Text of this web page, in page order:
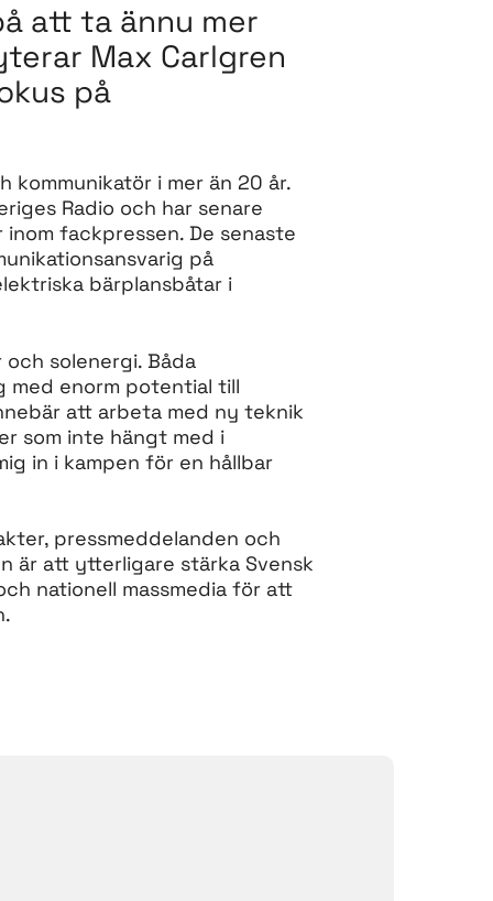
att ta ännu mer
Max Carlgren
på
kommunikatör i mer än 20 år.
Radio och har senare
fackpressen. De senaste
på
bärplansbåtar i
solenergi. Båda
med enorm potential till
att arbeta med ny teknik
som inte hängt med i
in i kampen för en hållbar
pressmeddelanden och
är att ytterligare stärka Svensk
nationell massmedia för att